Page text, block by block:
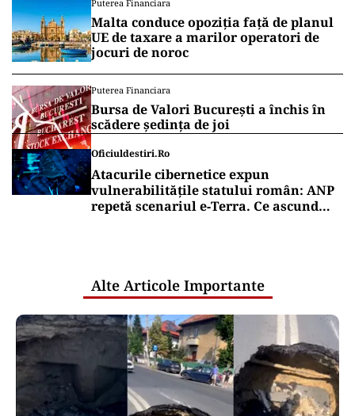
Puterea Financiara
Malta conduce opoziția față de planul
UE de taxare a marilor operatori de
jocuri de noroc
Puterea Financiara
Bursa de Valori București a închis în
scădere ședința de joi
Oficiuldestiri.ro
Atacurile cibernetice expun
vulnerabilitățile statului român: ANP
repetă scenariul e‑Terra. Ce ascund
Alte Articole Importante